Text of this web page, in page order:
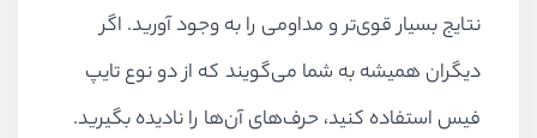
نتایج بسیار قوی‌تر و مداومی را به وجود آورید. اگر
دیگران همیشه به شما می‌گویند که از دو نوع تایپ
فیس استفاده کنید، حرف‌های آن‌ها را نادیده بگیرید.